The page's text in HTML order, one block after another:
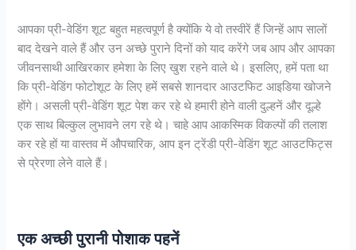
आपका प्री-वेडिंग शूट बहुत महत्वपूर्ण है क्योंकि ये वो तस्वीरें हैं जिन्हें आप सालों
बाद देखने वाले हैं और उन अच्छे पुराने दिनों को याद करेंगे जब आप और आपका
जीवनसाथी आखिरकार हमेशा के लिए खुश रहने वाले थे। इसलिए, हमें पता था
कि प्री-वेडिंग फोटोशूट के लिए हमें सबसे शानदार आउटफिट आइडिया खोजने
होंगे। असली प्री-वेडिंग शूट पेश कर रहे थे हमारी होने वाली दुल्हनें और दूल्हे
एक साथ बिल्कुल लुभावने लग रहे थे। चाहे आप आकस्मिक विकल्पों की तलाश
कर रहे हों या वास्तव में औपचारिक, आप इन ट्रेंडी प्री-वेडिंग शूट आउटफिट्स
से प्रेरणा लेने वाले हैं।
एक अच्छी पुरानी पोशाक पहनें